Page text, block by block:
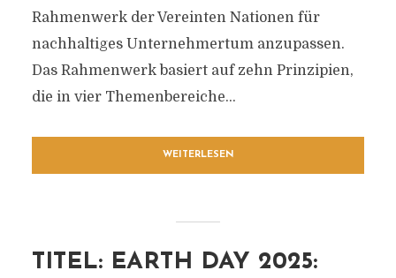
Rahmenwerk der Vereinten Nationen für
nachhaltiges Unternehmertum anzupassen.
Das Rahmenwerk basiert auf zehn Prinzipien,
die in vier Themenbereiche...
WEITERLESEN
TITEL: EARTH DAY 2025: